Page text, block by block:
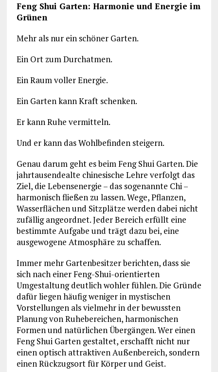
Feng Shui Garten: Harmonie und Energie im
Grünen
Mehr als nur ein schöner Garten.
Ein Ort zum Durchatmen.
Ein Raum voller Energie.
Ein Garten kann Kraft schenken.
Er kann Ruhe vermitteln.
Und er kann das Wohlbefinden steigern.
Genau darum geht es beim Feng Shui Garten. Die
jahrtausendealte chinesische Lehre verfolgt das
Ziel, die Lebensenergie – das sogenannte Chi –
harmonisch fließen zu lassen. Wege, Pflanzen,
Wasserflächen und Sitzplätze werden dabei nicht
zufällig angeordnet. Jeder Bereich erfüllt eine
bestimmte Aufgabe und trägt dazu bei, eine
ausgewogene Atmosphäre zu schaffen.
Immer mehr Gartenbesitzer berichten, dass sie
sich nach einer Feng-Shui-orientierten
Umgestaltung deutlich wohler fühlen. Die Gründe
dafür liegen häufig weniger in mystischen
Vorstellungen als vielmehr in der bewussten
Planung von Ruhebereichen, harmonischen
Formen und natürlichen Übergängen. Wer einen
Feng Shui Garten gestaltet, erschafft nicht nur
einen optisch attraktiven Außenbereich, sondern
einen Rückzugsort für Körper und Geist.